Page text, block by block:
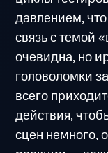
давлением,
связь с темой
очевидна, но
головоломки
всего
действия,
сцен немного,